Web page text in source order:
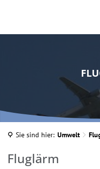
Sie sind hier: Umwelt
Fluglärm
Fluglärm